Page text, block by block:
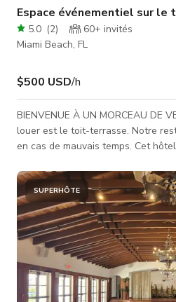
Espace événementiel sur le
5.0 (2) 60+ invités
Miami Beach, FL
$500 USD/h
BIENVENUE À UN MORCEAU DE VENISE
louer est le toit-terrasse. Notre
en cas de mauvais temps. Cet
de Miami Beach. Son
exclusif de Mid Beach, combiné à
confortables, son magnifique toit-
carrés et ses vues apaisantes sur
l'hôtel Venezia une expéri
SUPERHÔTE